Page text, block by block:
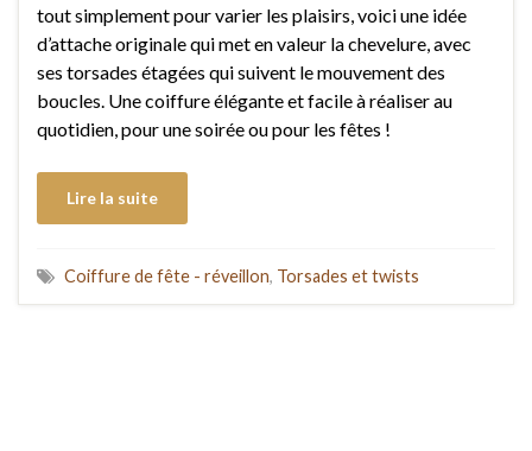
tout simplement pour varier les plaisirs, voici une idée
d’attache originale qui met en valeur la chevelure, avec
ses torsades étagées qui suivent le mouvement des
boucles. Une coiffure élégante et facile à réaliser au
quotidien, pour une soirée ou pour les fêtes !
Lire la suite
Coiffure de fête - réveillon, Torsades et twists